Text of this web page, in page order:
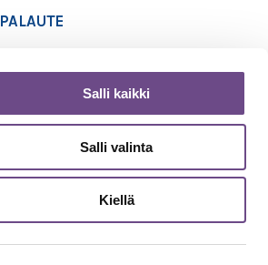
Salli kaikki
Salli valinta
Kiellä
PALAUTE
SAAVUTETTAVUUSSELOSTE
Copyright 2019 Ikäinstituutti